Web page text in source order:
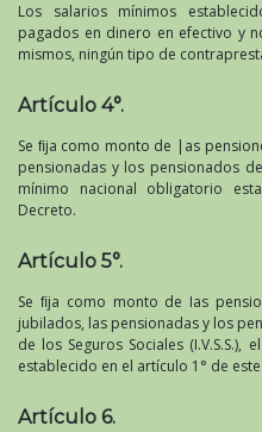
Los salarios mínimos
pagados en dinero en efectivo y
mismos, ningún tipo de
Artículo 4°.
Se ﬁja como monto de |as
pensionadas y los pensionados
mínimo nacional obligatorio
Decreto.
Artículo 5°.
Se ﬁja como monto de Ias
jubilados, las pensionadas y los
de los Seguros Sociales
establecido en el artículo 1° de
Artículo 6.